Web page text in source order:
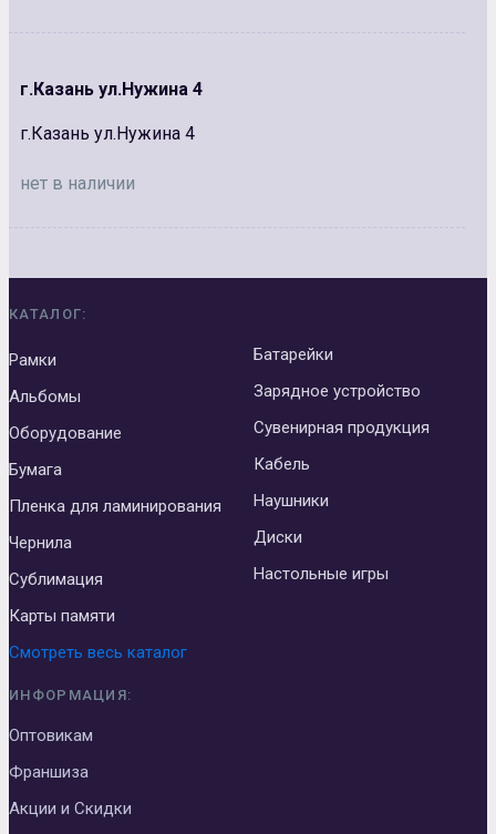
г.Казань ул.Нужина 4
г.Казань ул.Нужина 4
нет в наличии
КАТАЛОГ:
Рамки
Альбомы
Оборудование
Бумага
Пленка для ламинирования
Чернила
Сублимация
Карты памяти
Батарейки
Зарядное устройство
Сувенирная продукция
Кабель
Наушники
Диски
Настольные игры
Смотреть весь каталог
ИНФОРМАЦИЯ:
Оптовикам
Франшиза
Акции и Скидки